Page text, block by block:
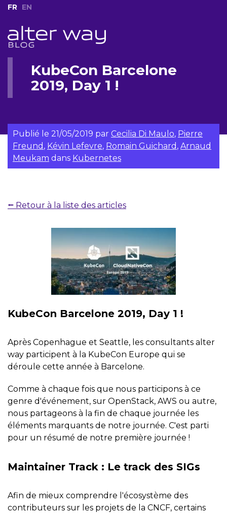
FR EN
KubeCon Barcelone
2019, Day 1 !
Publié le 21/05/2019 par Cecilia Di Maulo, Pierre
Freund , Kévin Lefevre, Romain Guichard , Arnaud
Meukam dans Kubernetes
⭠ Retour à la liste des articles
KubeCon Barcelone 2019, Day 1 !
Après Copenhague et Seattle, les consultants alter
way participent à la KubeCon Europe qui se
déroule cette année à Barcelone.
Comme à chaque fois que nous participons à ce
genre d'événement, sur OpenStack, AWS ou autre,
nous partageons à la fin de chaque journée les
éléments marquants de notre journée. C'est parti
pour un résumé de notre première journée !
Maintainer Track : Le track des SIGs
Afin de mieux comprendre l'écosystème des
contributeurs sur les projets de la CNCF, certains